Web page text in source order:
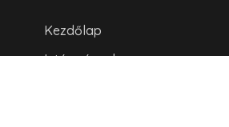
Kezdőlap
Intézmények